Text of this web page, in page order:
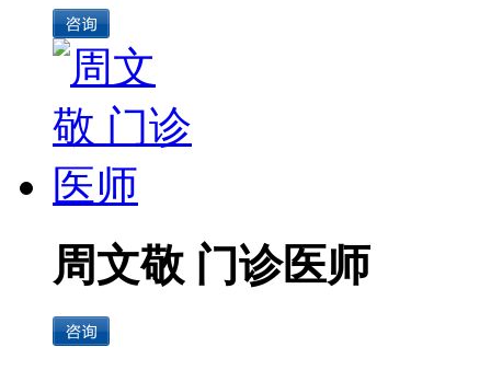
周文敬 门诊医师